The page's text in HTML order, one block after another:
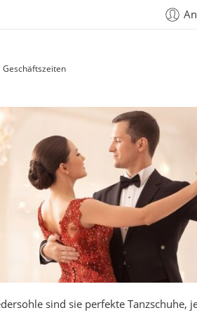
Geschäftszeiten
sind sie perfekte Tanzschuhe,